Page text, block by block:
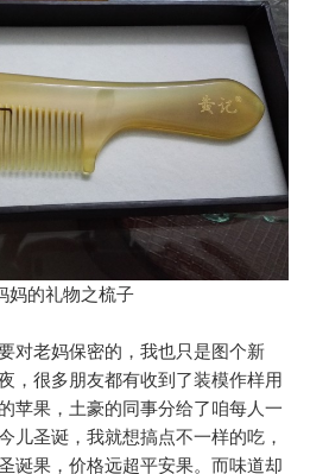
妈的礼物之梳子
对老妈保密的，我也只是图个新
，很多朋友都有收到了装模作样用
苹果，土豪的同事分给了咱每人一
儿圣诞，我就想搞点不一样的吃，
诞果，价格远超平安果。而味道却